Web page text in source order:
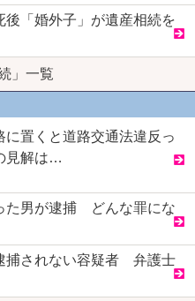
後「婚外子」が遺産相続を
」一覧
に置くと道路交通法違反っ
見解は…
た男が逮捕 どんな罪にな
捕されない容疑者 弁護士